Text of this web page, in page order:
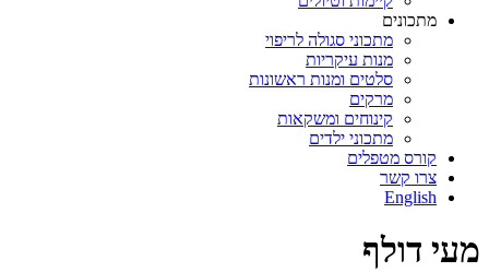
מתכונים
מתכוני סגולה לריפוי
מנות עיקריות
סלטים ומנות ראשונות
מרקים
קינוחים ומשקאות
מתכוני ילדים
קורס מטפלים
צרו קשר
English
מעי דולף